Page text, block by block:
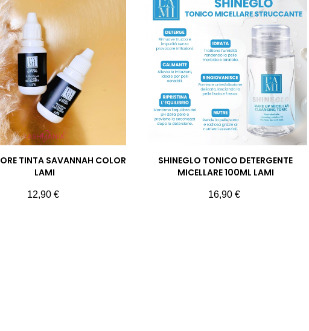
TINTA SAVANNAH COLOR
LAMI
Prezzo
12,90 €
SHINEGLO TONICO DETERGENTE
MICELLARE 100ML LAMI
Prezzo
16,90 €